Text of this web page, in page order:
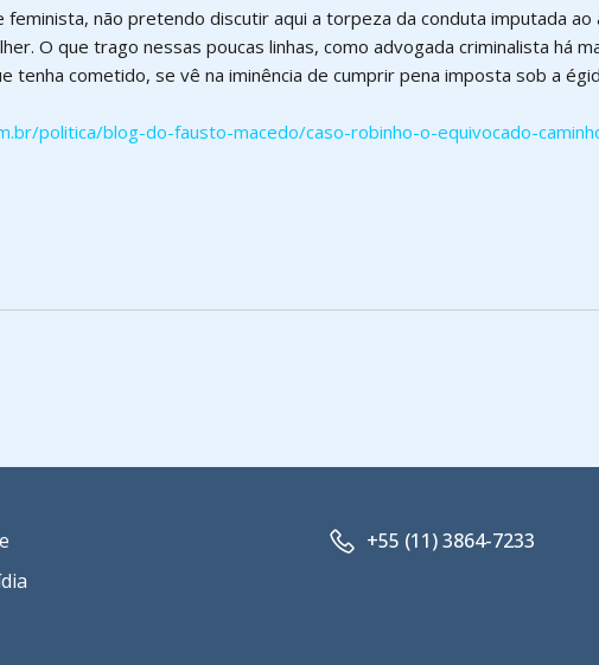
feminista, não pretendo discutir aqui a torpeza da conduta imputada
O que trago nessas poucas linhas, como advogada criminalista há
tenha cometido, se vê na iminência de cumprir pena imposta sob a
politica/blog-do-fausto-macedo/caso-robinho-o-equivocado-
+55 (11) 3864-7233